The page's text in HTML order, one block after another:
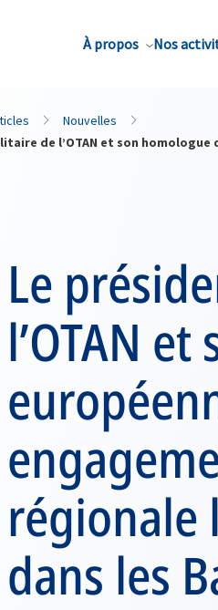
À propos Nos
Nouvelles
de l’OTAN et son
Le
l’OTAN
régionale
dans les